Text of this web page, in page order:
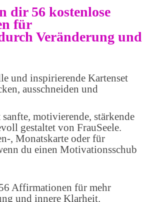
dir 56 kostenlose
für
Veränderung und
und inspirierende Kartenset
ausschneiden und
motivierende, stärkende
gestaltet von FrauSeele.
, Monatskarte oder für
du einen Motivationsschub
Affirmationen für mehr
und innere Klarheit.